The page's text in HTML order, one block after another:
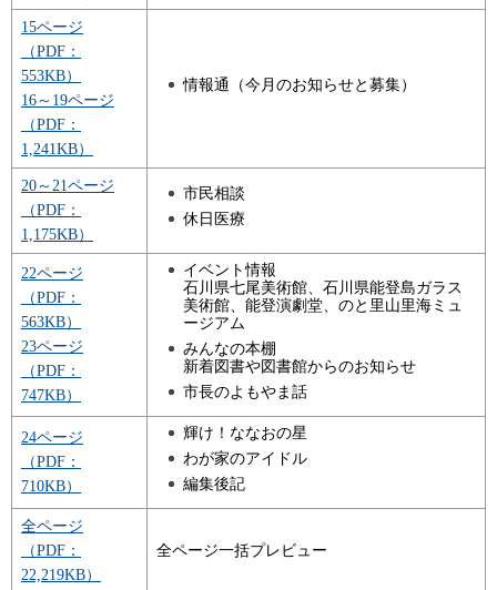
15ページ
（PDF：
553KB）
16～19ページ
（PDF：
1,241KB）
情報通（今月のお知らせと募集）
20～21ページ
（PDF：
1,175KB）
市民相談
休日医療
22ページ
（PDF：
563KB）
23ページ
（PDF：
747KB）
イベント情報
石川県七尾美術館、石川県能登島ガラス
美術館、能登演劇堂、のと里山里海ミュ
ージアム
みんなの本棚
新着図書や図書館からのお知らせ
市長のよもやま話
24ページ
（PDF：
710KB）
輝け！ななおの星
わが家のアイドル
編集後記
全ページ
（PDF：
22,219KB）
全ページ一括プレビュー